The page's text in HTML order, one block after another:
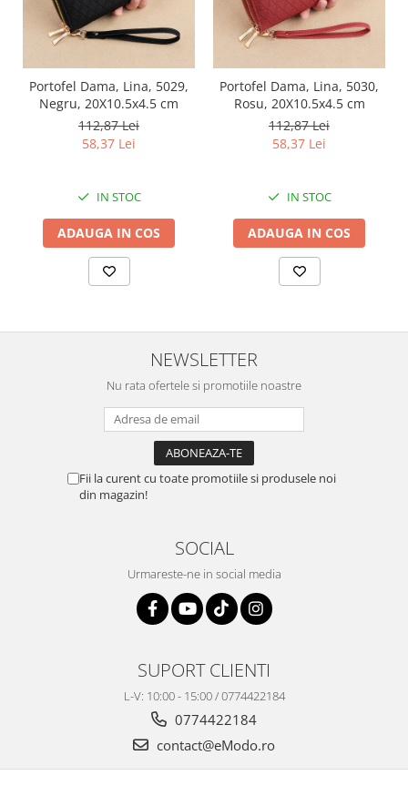
Portofel Dama, Lina, 5029,
Negru, 20X10.5x4.5 cm
112,87 Lei
58,37 Lei
IN STOC
ADAUGA IN COS
Portofel Dama, Lina, 5030,
Rosu, 20X10.5x4.5 cm
112,87 Lei
58,37 Lei
IN STOC
ADAUGA IN COS
NEWSLETTER
Nu rata ofertele si promotiile noastre
Fii la curent cu toate promotiile si produsele noi
din magazin!
SOCIAL
Urmareste-ne in social media
SUPORT CLIENTI
L-V: 10:00 - 15:00 / 0774422184
0774422184
contact@eModo.ro